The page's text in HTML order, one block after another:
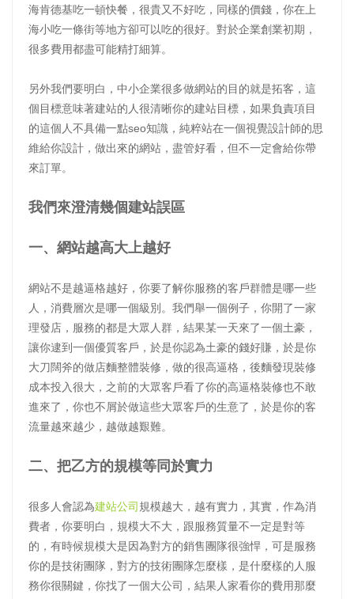
海肯德基吃一頓快餐，很貴又不好吃，同樣的價錢，你在上
海小吃一條街等地方卻可以吃的很好。對於企業創業初期，
很多費用都盡可能精打細算。
另外我們要明白，中小企業很多做網站的目的就是拓客，這
個目標意味著建站的人很清晰你的建站目標，如果負責項目
的這個人不具備一點seo知識，純粹站在一個視覺設計師的思
維給你設計，做出來的網站，盡管好看，但不一定會給你帶
來訂單。
我們來澄清幾個建站誤區
一、網站越高大上越好
網站不是越逼格越好，你要了解你服務的客戶群體是哪一些
人，消費層次是哪一個級別。我們舉一個例子，你開了一家
理發店，服務的都是大眾人群，結果某一天來了一個土豪，
讓你逮到一個優質客戶，於是你認為土豪的錢好賺，於是你
大刀闊斧的做店麵整體裝修，做的很高逼格，後麵發現裝修
成本投入很大，之前的大眾客戶看了你的高逼格裝修也不敢
進來了，你也不屑於做這些大眾客戶的生意了，於是你的客
流量越來越少，越做越艱難。
二、把乙方的規模等同於實力
很多人會認為建站公司 規模越大，越有實力，其實，作為消
費者，你要明白，規模大不大，跟服務質量不一定是對等
的，有時候規模大是因為對方的銷售團隊很強悍，可是服務
你的是技術團隊，對方的技術團隊怎麼樣，是什麼樣的人服
務你很關鍵，你找了一個大公司，結果人家看你的費用那麼